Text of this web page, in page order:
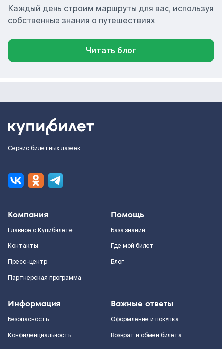
Каждый день строим маршруты для вас, используя
собственные знания о путешествиях
Читать блог
Сервис билетных лазеек
Компания
Главное о Купибилете
Контакты
Пресс-центр
Партнерская программа
Помощь
База знаний
Где мой билет
Блог
Информация
Безопасность
Конфиденциальность
Важные ответы
Оформление и покупка
Возврат и обмен билета